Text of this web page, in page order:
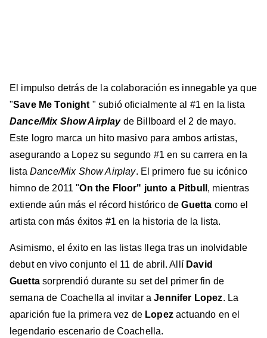
El impulso detrás de la colaboración es innegable ya que
"Save Me Tonight" subió oficialmente al #1 en la lista
Dance/Mix Show Airplay de Billboard el 2 de mayo.
Este logro marca un hito masivo para ambos artistas,
asegurando a Lopez su segundo #1 en su carrera en la
lista Dance/Mix Show Airplay. El primero fue su icónico
himno de 2011 "On the Floor" junto a Pitbull , mientras
extiende aún más el récord histórico deGuetta como el
artista con más éxitos #1 en la historia de la lista.
Asimismo, el éxito en las listas llega tras un inolvidable
debut en vivo conjunto el 11 de abril. Allí David
Guettasorprendió durante su set del primer fin de
semana de Coachella al invitar aJennifer Lopez. La
aparición fue la primera vez de Lopezactuando en el
legendario escenario de Coachella.